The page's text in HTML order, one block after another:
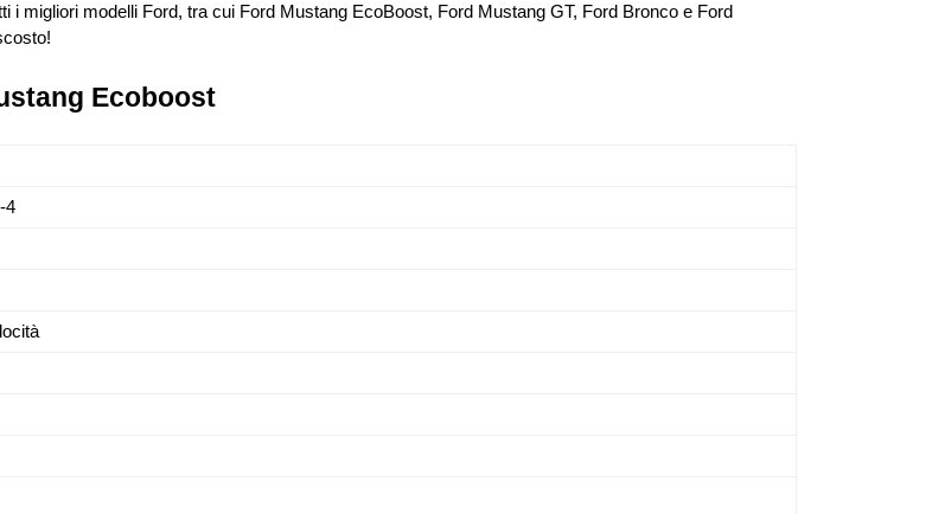
i migliori modelli Ford, tra cui Ford Mustang EcoBoost, Ford Mustang GT, Ford Bronco e Ford
Ecoboost
4